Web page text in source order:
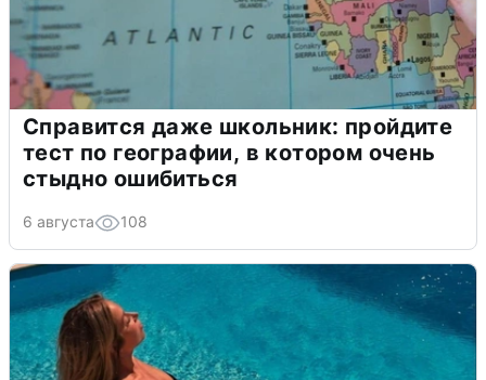
Справится даже школьник: пройдите
тест по географии, в котором очень
стыдно ошибиться
6 августа 108